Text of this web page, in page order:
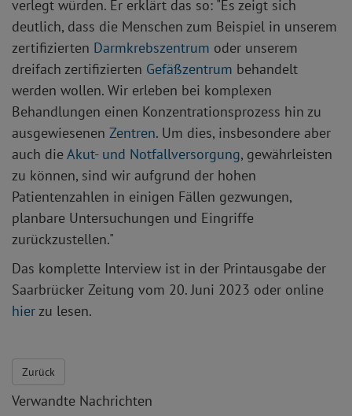
verlegt würden. Er erklärt das so: "Es zeigt sich
deutlich, dass die Menschen zum Beispiel in unserem
zertifizierten Darmkrebszentrum oder unserem
dreifach zertifizierten Gefäßzentrum behandelt
werden wollen. Wir erleben bei komplexen
Behandlungen einen Konzentrationsprozess hin zu
ausgewiesenen Zentren. Um dies, insbesondere aber
auch dieAkut- und Notfallversorgung, gewährleisten
zu können, sind wir aufgrund der hohen
Patientenzahlen in einigen Fällen gezwungen,
planbare Untersuchungen und Eingriffe
zurückzustellen.​"
Das komplette Interview ist in der Printausgabe der
Saarbrücker Zeitung vom 20. Juni 2023 oder online
hierzu lesen.
Zurück
Verwandte Nachrichten